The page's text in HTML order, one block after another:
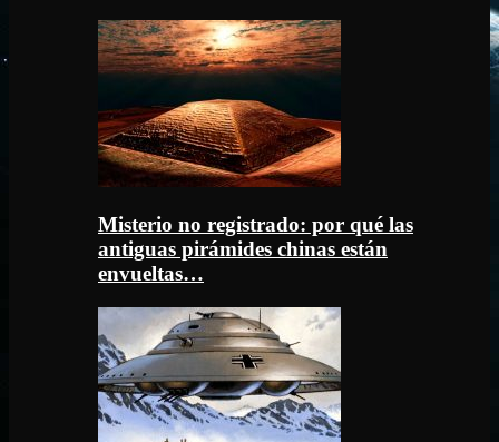
Misterio no registrado: por qué las
antiguas pirámides chinas están
envueltas…